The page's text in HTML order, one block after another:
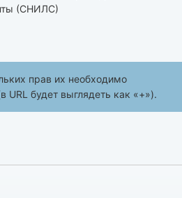
(СНИЛС)
прав их необходимо
URL будет выглядеть как «+»).